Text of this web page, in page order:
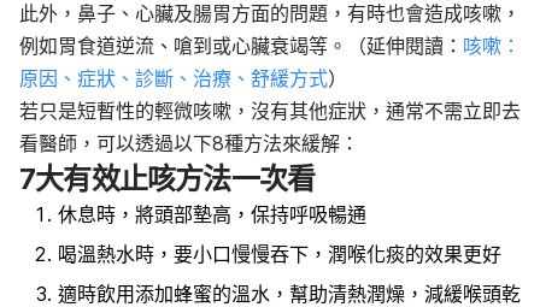
此外，鼻子、心臟及腸胃方面的問題，有時也會造成咳嗽，
例如胃食道逆流、嗆到或心臟衰竭等。（延伸閱讀： 咳嗽：
原因、症狀、診斷、治療、舒緩方式）
若只是短暫性的輕微咳嗽，沒有其他症狀，通常不需立即去
看醫師，可以透過以下8種方法來緩解：
7大有效止咳方法一次看
休息時，將頭部墊高，保持呼吸暢通
喝溫熱水時，要小口慢慢吞下，潤喉化痰的效果更好
適時飲用添加蜂蜜的溫水，幫助清熱潤燥，減緩喉頭乾